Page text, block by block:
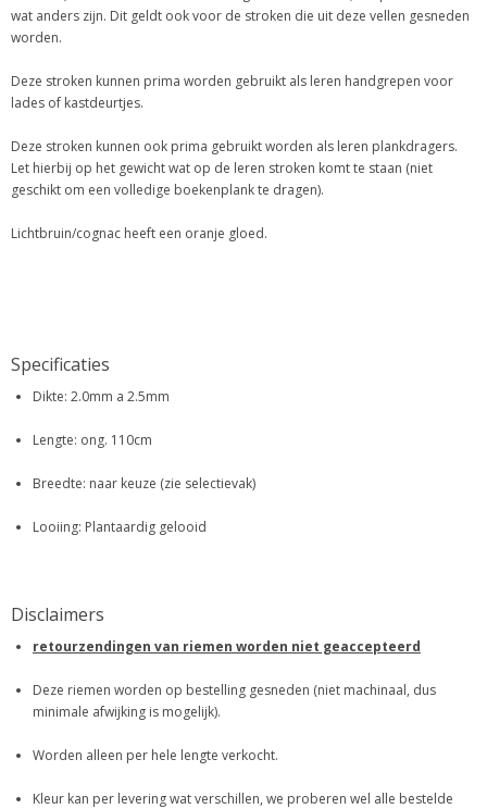
wat anders zijn. Dit geldt ook voor de stroken die uit deze vellen gesneden
worden.
Deze stroken kunnen prima worden gebruikt als leren handgrepen voor
lades of kastdeurtjes.
Deze stroken kunnen ook prima gebruikt worden als leren plankdragers.
Let hierbij op het gewicht wat op de leren stroken komt te staan (niet
geschikt om een volledige boekenplank te dragen).
Lichtbruin/cognac heeft een oranje gloed.
Specificaties
Dikte: 2.0mm a 2.5mm
Lengte: ong. 110cm
Breedte: naar keuze (zie selectievak)
Looiing: Plantaardig gelooid
Disclaimers
retourzendingen van riemen worden niet geaccepteerd
Deze riemen worden op bestelling gesneden (niet machinaal, dus
minimale afwijking is mogelijk).
Worden alleen per hele lengte verkocht.
Kleur kan per levering wat verschillen, we proberen wel alle bestelde